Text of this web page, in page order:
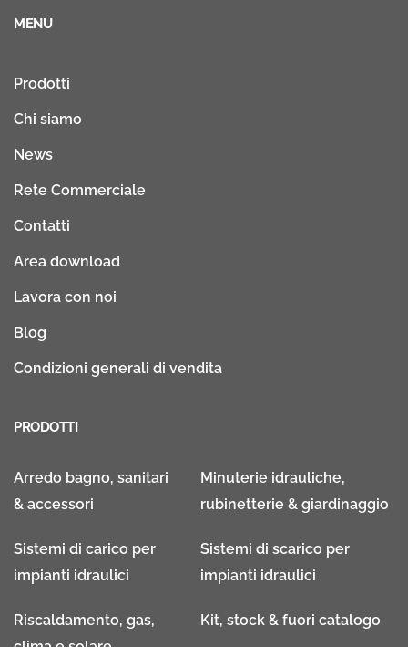
MENU
Prodotti
Chi siamo
News
Rete Commerciale
Contatti
Area download
Lavora con noi
Blog
Condizioni generali di vendita
PRODOTTI
Arredo bagno, sanitari
& accessori
Minuterie idrauliche,
rubinetterie & giardinaggio
Sistemi di carico per
impianti idraulici
Sistemi di scarico per
impianti idraulici
Riscaldamento, gas,
Kit, stock & fuori catalogo